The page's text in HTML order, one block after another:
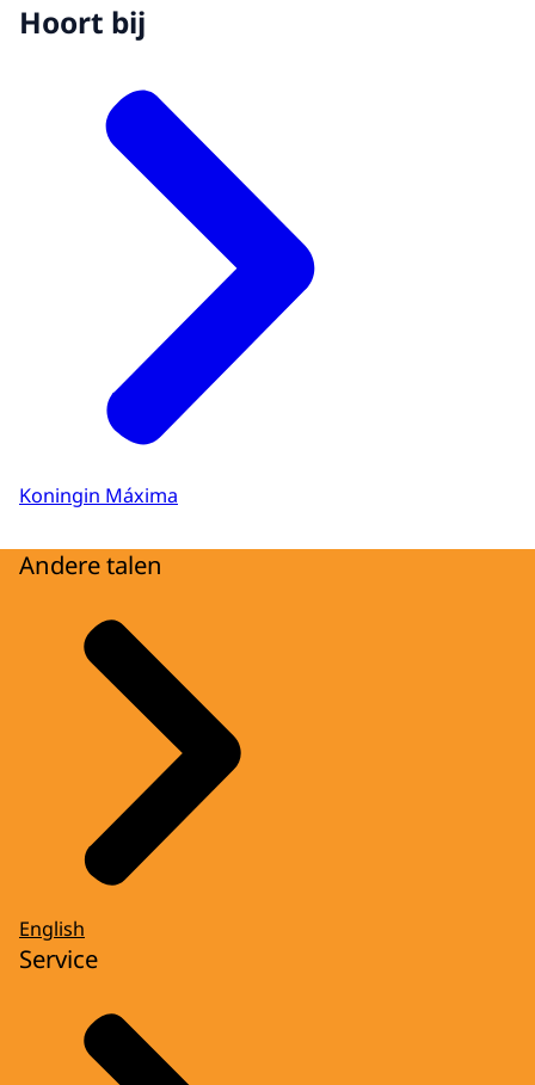
Hoort bij
Koningin Máxima
Andere talen
English
Service